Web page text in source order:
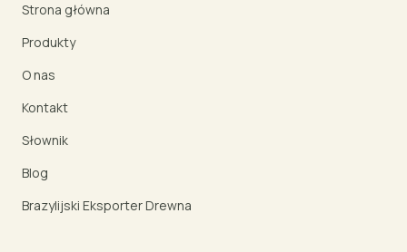
Strona główna
Produkty
O nas
Kontakt
Słownik
Blog
Brazylijski Eksporter Drewna